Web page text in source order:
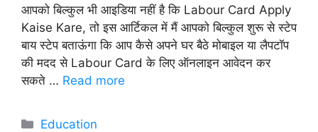
आपको बिल्कुल भी आइडिया नहीं है कि Labour Card Apply
Kaise Kare, तो इस आर्टिकल में मैं आपको बिल्कुल शुरू से स्टेप
बाय स्टेप बताऊंगा कि आप कैसे अपने घर बैठे मोबाइल या लैपटॉप
की मदद से Labour Card के लिए ऑनलाइन आवेदन कर
सकते … Read more
Categories
Education